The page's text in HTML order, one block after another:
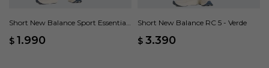
Short New Balance Sport Essential
$ 1.990
Short New Balance RC 5 - Verde
$ 3.390